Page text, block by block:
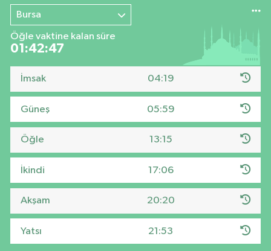
Bursa
Öğle vaktine kalan süre
01:42:46
İmsak 04:19
Güneş 05:59
Öğle 13:15
İkindi 17:06
Akşam 20:20
Yatsı 21:53